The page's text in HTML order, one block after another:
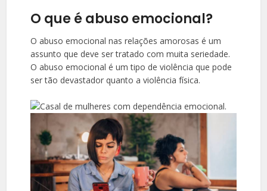
O que é abuso emocional?
O abuso emocional nas relações amorosas é um
assunto que deve ser tratado com muita seriedade.
O abuso emocional é um tipo de violência que pode
ser tão devastador quanto a violência física.